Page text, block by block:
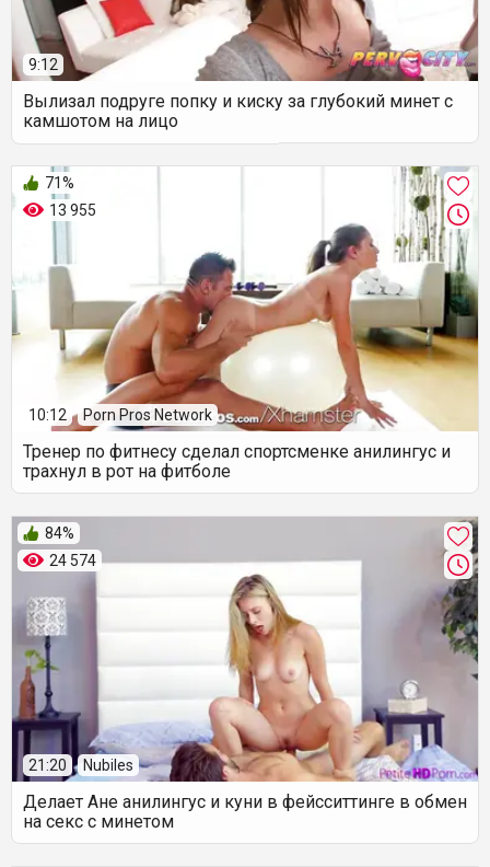
9:12
Вылизал подруге попку и киску за глубокий минет с
камшотом на лицо
13 955
71%
10:12 Porn Pros Network
Тренер по фитнесу сделал спортсменке анилингус и
трахнул в рот на фитболе
24 574
84%
21:20 Nubiles
Делает Ане анилингус и куни в фейсситтинге в обмен
на секс с минетом